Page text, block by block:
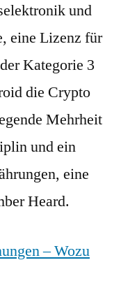
und
eine Lizenz für
Kategorie 3
die Crypto
Mehrheit
und ein
eine
Heard.
– Wozu